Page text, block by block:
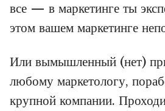
все — в маркетинге ты
этом вашем маркетинге
Или вымышленный (нет)
любому маркетологу,
крупной компании.